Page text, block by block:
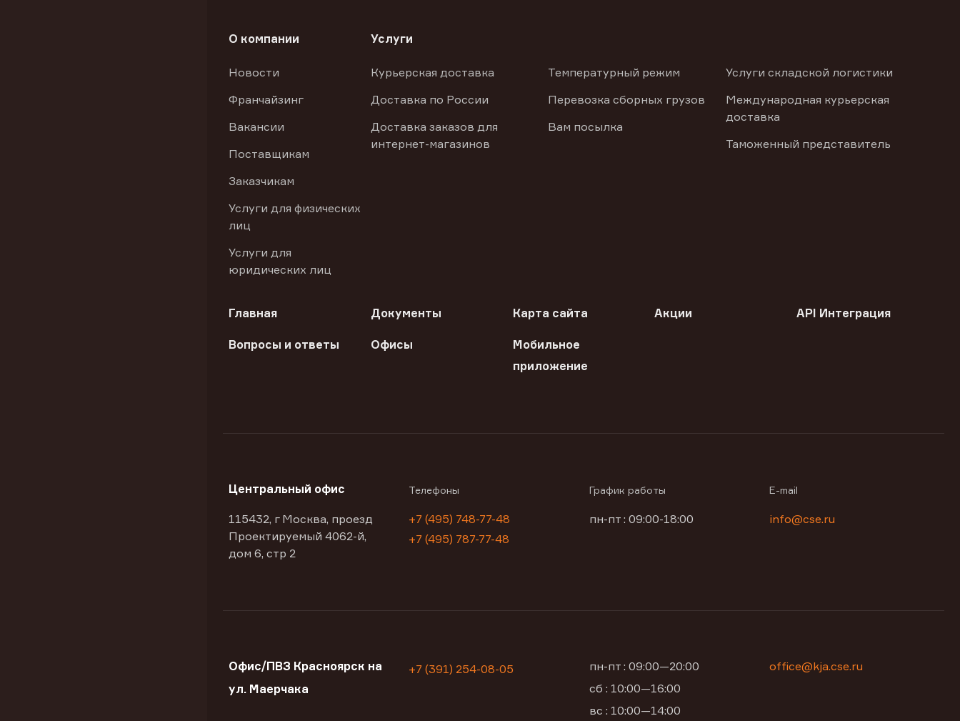
О компании
Новости
Франчайзинг
Вакансии
Поставщикам
Заказчикам
Услуги для физических
лиц
Услуги для
юридических лиц
Услуги
Курьерская доставка
Доставка по России
Доставка заказов для
интернет-магазинов
Температурный режим
Перевозка сборных грузов
Вам посылка
Услуги складской логистики
Международная курьерская
доставка
Таможенный представитель
Главная Документы Карта сайта Акции API Интеграция
Вопросы и ответы Офисы
Мобильное
приложение
Центральный офис
115432, г Москва, проезд
Проектируемый 4062-й,
дом 6, стр 2
Телефоны
+7 (495) 748-77-48
+7 (495) 787-77-48
График работы
пн-пт : 09:00-18:00
E-mail
info@cse.ru
Офис/ПВЗ Красноярск на
ул. Маерчака
+7 (391) 254-08-05
пн-пт : 09:00—20:00
сб : 10:00—16:00
вс : 10:00—14:00
office@kja.cse.ru